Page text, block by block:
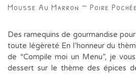
Mousse Au Marron ~ Poire
Des ramequins de gourmandise
toute légèreté En l’honneur du
de “Compile moi un Menu”, je
dessert sur le thème des épices